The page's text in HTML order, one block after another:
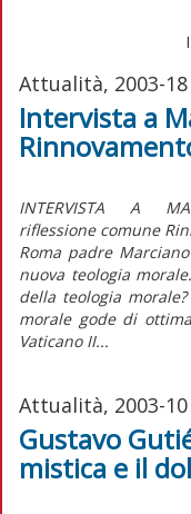
Attualità, 2003-18
Intervista a
INTERVISTA A
riflessione comune
Roma padre
nuova teologia
della teologia
morale gode di
Vaticano II...
Attualità, 2003-10
Gustavo
mistica e il